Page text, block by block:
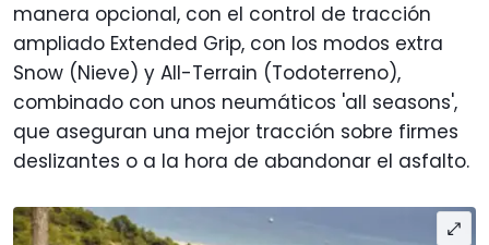
manera opcional, con el control de tracción
ampliado Extended Grip, con los modos extra
Snow (Nieve) y All-Terrain (Todoterreno),
combinado con unos neumáticos 'all seasons',
que aseguran una mejor tracción sobre firmes
deslizantes o a la hora de abandonar el asfalto.